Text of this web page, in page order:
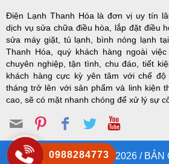
0988284773
Điện Lạnh Thanh Hóa là đơn vị uy tín
dịch vụ sửa chữa điều hòa, lắp đặt điều
sửa máy giặt, tủ lạnh, bình nóng lạnh
Thanh Hóa, quý khách hàng ngoài
chuyên nghiệp, tận tình, chu đáo, tiết
khách hàng cực kỳ yên tâm với chế
tháng trở lên với sản phẩm và linh kiện
cao, sẽ có mặt nhanh chóng để xử lý sự
© COPYRIGHT 2008 - 2026 / BẢN